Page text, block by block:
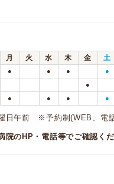
月 火 水 木 金 土
● ● ● ●
●
● ● ● ●
日午前 ※予約制(WEB、電
院のHP・電話等でご確認くだ